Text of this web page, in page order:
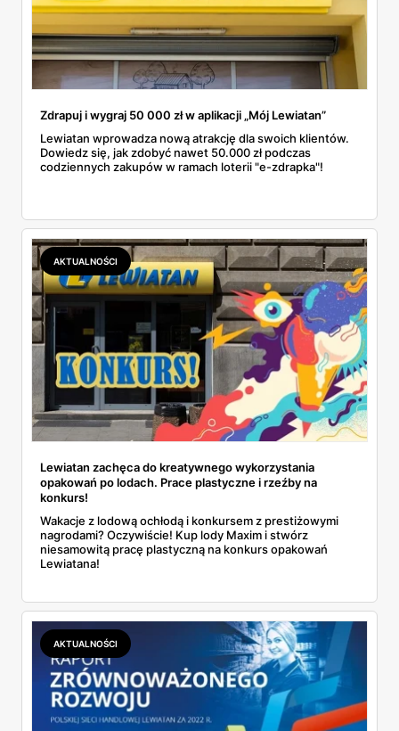
Zdrapuj i wygraj 50 000 zł w aplikacji „Mój Lewiatan”
Lewiatan wprowadza nową atrakcję dla swoich klientów.
Dowiedz się, jak zdobyć nawet 50.000 zł podczas
codziennych zakupów w ramach loterii "e-zdrapka"!
AKTUALNOŚCI
Lewiatan zachęca do kreatywnego wykorzystania
opakowań po lodach. Prace plastyczne i rzeźby na
konkurs!
Wakacje z lodową ochłodą i konkursem z prestiżowymi
nagrodami? Oczywiście! Kup lody Maxim i stwórz
niesamowitą pracę plastyczną na konkurs opakowań
Lewiatana!
AKTUALNOŚCI